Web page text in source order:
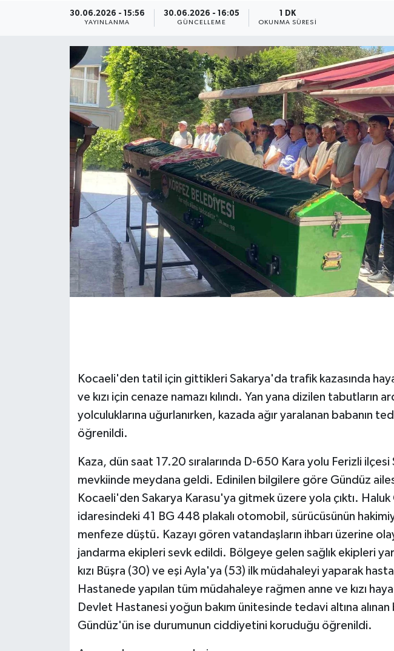
30.06.2026 - 15:56
YAYINLANMA
30.06.2026 - 16:05
GÜNCELLEME
1 DK
OKUNMA SÜRESI
Kocaeli'den tatil için gittikleri Sakarya'da trafik kazasında
ve kızı için cenaze namazı kılındı. Yan yana dizilen tabutların
yolculuklarına uğurlanırken, kazada ağır yaralanan babanın
öğrenildi.
Kaza, dün saat 17.20 sıralarında D-650 Kara yolu Ferizli
mevkiinde meydana geldi. Edinilen bilgilere göre Gündüz
Kocaeli'den Sakarya Karasu'ya gitmek üzere yola çıktı.
idaresindeki 41 BG 448 plakalı otomobil, sürücüsünün
menfeze düştü. Kazayı gören vatandaşların ihbarı üzerine
jandarma ekipleri sevk edildi. Bölgeye gelen sağlık ekipleri
kızı Büşra (30) ve eşi Ayla'ya (53) ilk müdahaleyi yaparak
Hastanede yapılan tüm müdahaleye rağmen anne ve kızı
Devlet Hastanesi yoğun bakım ünitesinde tedavi altına alınan
Gündüz'ün ise durumunun ciddiyetini koruduğu öğrenildi.
Dış Haberler
EĞİTİM
EKONOMİ
English News
Flaş Haber
Gayrimenkul
HABERDE İNSAN
Jandarma
KÜLTÜR SANAT
MAGAZİN
Otomobil